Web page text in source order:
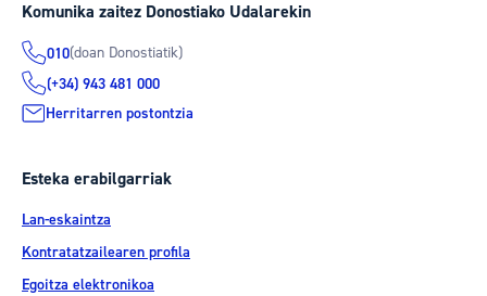
Komunika zaitez Donostiako Udalarekin
010(doan Donostiatik)
(+34) 943 481 000
Herritarren postontzia
Esteka erabilgarriak
Lan-eskaintza
Kontratatzailearen profila
Egoitza elektronikoa